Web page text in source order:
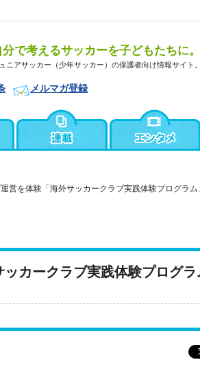
分で考えるサッカーを子どもたちに。
ニアサッカー（少年サッカー）の保護者向け情報サイト。
メルマガ登録
営を体験「海外サッカークラブ実践体験プログラム
カークラブ実践体験プログラ